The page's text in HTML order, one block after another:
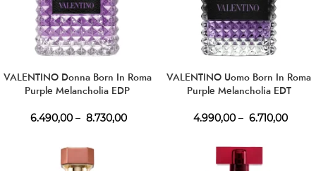
VALENTINO Donna Born In Roma
Purple Melancholia EDP
6.490,00 – 8.730,00
VALENTINO Uomo Born In Roma
Purple Melancholia EDT
4.990,00 – 6.710,00